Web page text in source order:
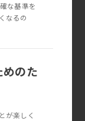
な基準を
なるの
のた
が楽しく